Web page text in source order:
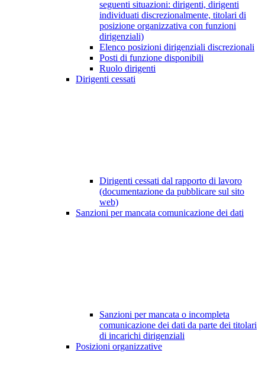
seguenti situazioni: dirigenti, dirigenti
individuati discrezionalmente, titolari di
posizione organizzativa con funzioni
dirigenziali)
Elenco posizioni dirigenziali discrezionali
Posti di funzione disponibili
Ruolo dirigenti
Dirigenti cessati
Dirigenti cessati dal rapporto di lavoro
(documentazione da pubblicare sul sito
web)
Sanzioni per mancata comunicazione dei dati
Sanzioni per mancata o incompleta
comunicazione dei dati da parte dei titolari
di incarichi dirigenziali
Posizioni organizzative